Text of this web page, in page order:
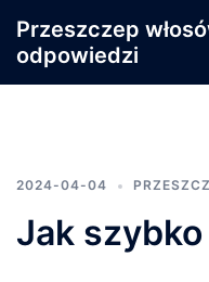
do
treści
Przeszczep
odpowiedzi
2024-04-04
Jak szybko